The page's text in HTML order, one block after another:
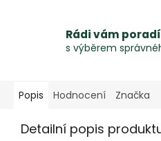
Rádi vám
s výběrem
Popis Hodnocení Značka
Detailní popis